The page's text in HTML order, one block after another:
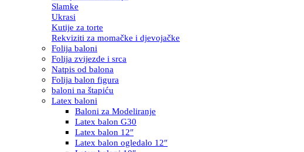
Slamke
Ukrasi
Kutije za torte
Rekviziti za momačke i djevojačke
Folija baloni
Folija zvijezde i srca
Natpis od balona
Folija balon figura
baloni na štapiću
Latex baloni
Baloni za Modeliranje
Latex balon G30
Latex balon 12″
Latex balon ogledalo 12″